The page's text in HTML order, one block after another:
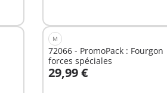
M
72066 - PromoPack : Fourgon
forces spéciales
29,99 €
Au panier